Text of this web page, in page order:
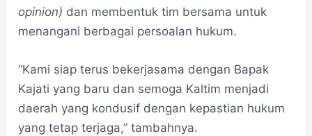
opinion) dan membentuk tim bersama untuk
menangani berbagai persoalan hukum.
“Kami siap terus bekerjasama dengan Bapak
Kajati yang baru dan semoga Kaltim menjadi
daerah yang kondusif dengan kepastian hukum
yang tetap terjaga,” tambahnya.